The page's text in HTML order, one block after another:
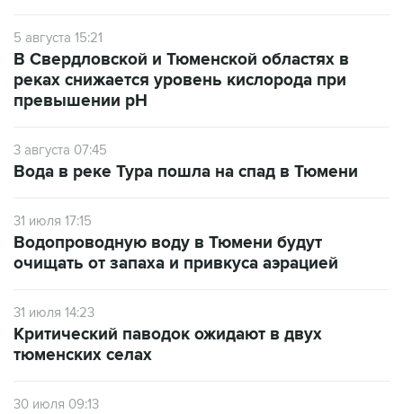
5 августа 15:21
В Свердловской и Тюменской областях в
реках снижается уровень кислорода при
превышении рН
3 августа 07:45
Вода в реке Тура пошла на спад в Тюмени
31 июля 17:15
Водопроводную воду в Тюмени будут
очищать от запаха и привкуса аэрацией
31 июля 14:23
Критический паводок ожидают в двух
тюменских селах
30 июля 09:13